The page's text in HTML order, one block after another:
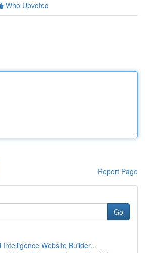
Who Upvoted
Report Page
Go
Intelligence Website Builder...